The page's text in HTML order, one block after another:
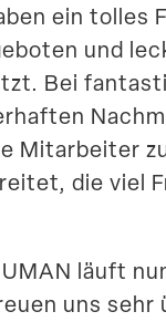
ein tolles
und
Bei
Mitar­beiter
die viel
läuft
uns sehr